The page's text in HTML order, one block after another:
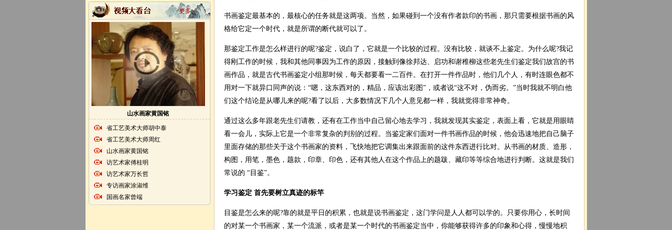
更多>>
山水画家黄国铭
省工艺美术大师胡中泰
省工艺美术大师周红
山水画家黄国铭
访艺术家傅桂明
访艺术家万长哲
专访画家涂淑维
国画名家曾端
书画鉴定最基本的，最核心的任务就是这两项。当然，如果碰到一个没有作者款印的书画，那只需要根据书画的风
格给它定一个时代，就是所谓的断代就可以了。
那鉴定工作是怎么样进行的呢?鉴定，说白了，它就是一个比较的过程。没有比较，就谈不上鉴定。为什么呢?我记
得刚工作的时候，我和其他同事因为工作的原因，接触到像徐邦达、启功和谢稚柳这些老先生们鉴定我们故宫的书
画作品，就是古代书画鉴定小组那时候，每天都要看一二百件。在打开一件作品时，他们几个人，有时连眼色都不
用对一下就异口同声的说：“嗯，这东西对的，精品，应该出彩图”，或者说“这不对，伪而劣。”当时我就不明白他
们这个结论是从哪儿来的呢?看了以后，大多数情况下几个人意见都一样，我就觉得非常神奇。
通过这么多年跟老先生们请教，还有在工作当中自己留心地去学习，我就发现其实鉴定，表面上看，它就是用眼睛
看一会儿，实际上它是一个非常复杂的判别的过程。当鉴定家们面对一件书画作品的时候，他会迅速地把自己脑子
里面存储的那些关于这个书画家的资料，飞快地把它调集出来跟面前的这件东西进行比对。从书画的材质、造形，
构图，用笔，墨色，题款，印章、印色，还有其他人在这个作品上的题跋、藏印等等综合地进行判断。这就是我们
常说的 “目鉴”。
学习鉴定 首先要树立真迹的标竿
目鉴是怎么来的呢?靠的就是平日的积累，也就是说书画鉴定，这门学问是人人都可以学的。只要你用心，长时间
的对某一个书画家，某一个流派，或者是某一个时代的书画鉴定当中，你能够获得许多的印象和心得，慢慢地积